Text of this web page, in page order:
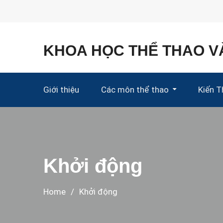
KHOA HỌC THỂ THAO
Giới thiệu Các môn thể thao Kiến
Khởi động
Home Khởi động